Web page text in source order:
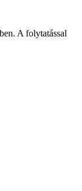
A folytatással